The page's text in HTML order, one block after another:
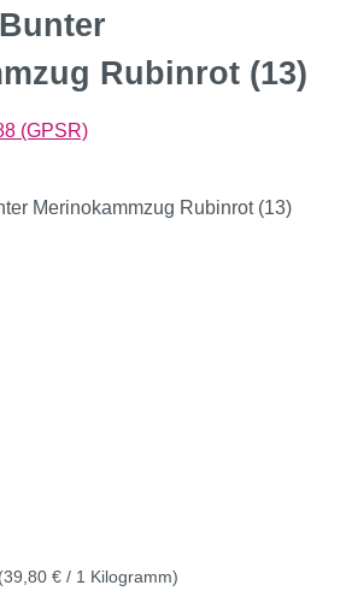
Rubinrot (13)
(GPSR)
(39,80 € / 1 Kilogramm)